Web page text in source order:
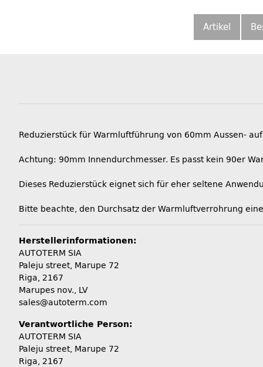
Artikel
Reduzierstück für Warmluftführung von 60mm Aussen-
Achtung: 90mm Innendurchmesser. Es passt kein 90er
Dieses Reduzierstück eignet sich für eher seltene
Bitte beachte, den Durchsatz der Warmluftverrohrung
Herstellerinformationen:
AUTOTERM SIA
Paleju street, Marupe 72
Riga, 2167
Marupes nov., LV
sales@autoterm.com
Verantwortliche Person:
AUTOTERM SIA
Paleju street, Marupe 72
Riga, 2167